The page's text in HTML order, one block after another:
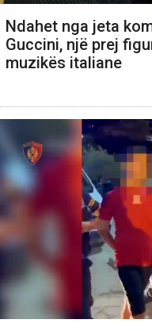
Ndahet nga jeta
Guccini, një prej
muzikës italiane